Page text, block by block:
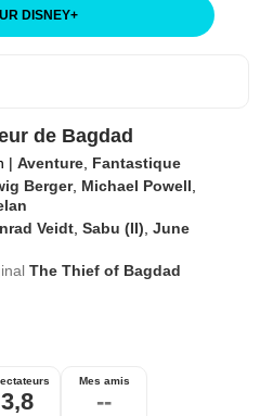
DISNEY+
de Bagdad
| Aventure Fantastique
Berger, Michael Powell
Veidt ,Sabu (II) ,June
The Thief of Bagdad
3,8
Mes amis
--